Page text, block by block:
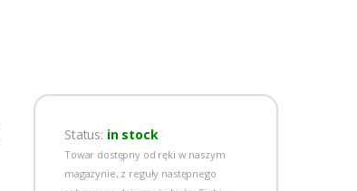
Status: in stock
Towar dostępny od ręki w naszym
magazynie, z reguły następnego